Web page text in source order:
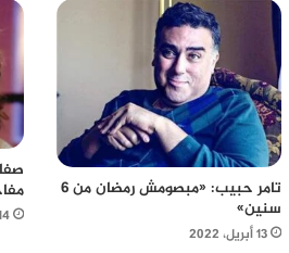
تامر حبيب: «مبصومش رمضان من 6
سنين»
13 أبريل، 2022
14